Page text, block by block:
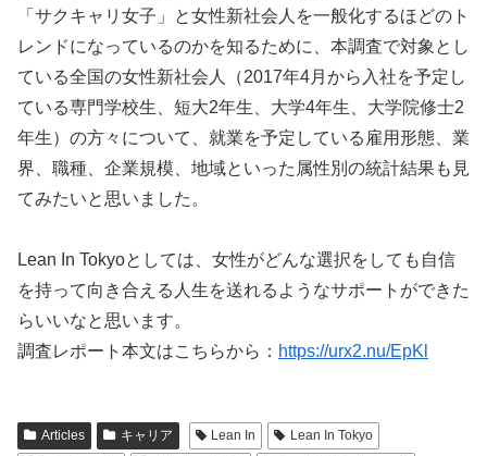
「サクキャリ女子」と女性新社会人を一般化するほどのト
レンドになっているのかを知るために、本調査で対象とし
ている全国の女性新社会人（2017年4月から入社を予定し
ている専門学校生、短大2年生、大学4年生、大学院修士2
年生）の方々について、就業を予定している雇用形態、業
界、職種、企業規模、地域といった属性別の統計結果も見
てみたいと思いました。
Lean In Tokyoとしては、女性がどんな選択をしても自信
を持って向き合える人生を送れるようなサポートができた
らいいなと思います。
調査レポート本文はこちらから： https://urx2.nu/EpKl
Articles キャリア Lean In
Lean In Tokyo